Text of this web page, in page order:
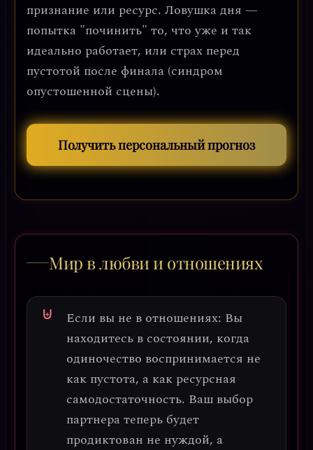
признание или ресурс. Ловушка дня —
попытка "починить" то, что уже и так
идеально работает, или страх перед
пустотой после финала (синдром
опустошенной сцены).
Получить персональный прогноз
Мир в любви и отношениях
Если вы не в отношениях: Вы
находитесь в состоянии, когда
одиночество воспринимается не
как пустота, а как ресурсная
самодостаточность. Ваш выбор
партнера теперь будет
продиктован не нуждой, а